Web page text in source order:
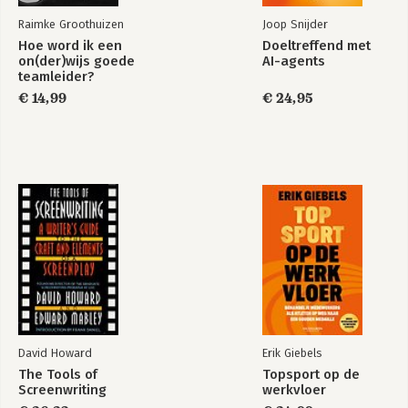
haken niet af door gebrek aan ideeën,
maar doordat die ideeën stranden.
Hoe word ik een
on(der)wijs goede
teamleider?
Hoe word ik een
on(der)wijs goede
teamleider?
Bekijk alle boeken
Raimke Groothuizen
Hoe word ik een
on(der)wijs goede
teamleider?
€ 14,99
Joop Snijder
Doeltreffend met
AI-agents
€ 24,95
David Howard
The Tools of
Screenwriting
Erik Giebels
Topsport op de
werkvloer